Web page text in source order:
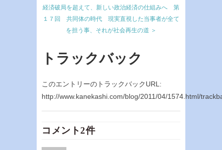
経済破局を超えて、新しい政治経済の仕組みへ 第
１７回 共同体の時代 現実直視した当事者が全て
を担う事、それが社会再生の道 ＞
トラックバック
このエントリーのトラックバックURL:
http://www.kanekashi.com/blog/2011/04/1574.html/
コメント2件